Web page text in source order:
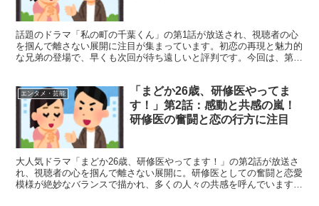
話題のドラマ「私の町の千葉くん」の第1話が放送され、視聴者の心
を掴んで離さない展開に注目が集まっています。初恋の再現と魅力的
な兄弟の登場で、早くも次回が待ち遠しいと評判です。今回は、第1
エンタメ・芸能
「まどか26歳、研修医やってま
す！」第2話：感動と共感の嵐！
研修医の奮闘と恋の行方に注目
大人気ドラマ「まどか26歳、研修医やってます！」の第2話が放送さ
れ、視聴者の心を掴んで離さない展開に。研修医としての奮闘と恋愛
模様が絶妙なバランスで描かれ、多くの人々の共感を呼んでいます。